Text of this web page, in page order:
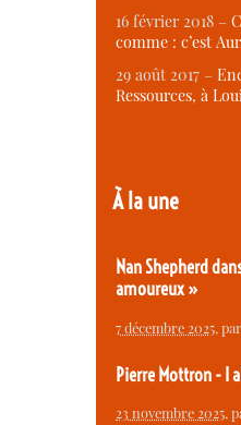
16 février 2018 –
comme : c’est
29 août 2017 –
Ressources, à
À la une
Nan Shepherd
amoureux »
7 décembre 2025, par
Pierre Mottron - I
23 novembre 2025,